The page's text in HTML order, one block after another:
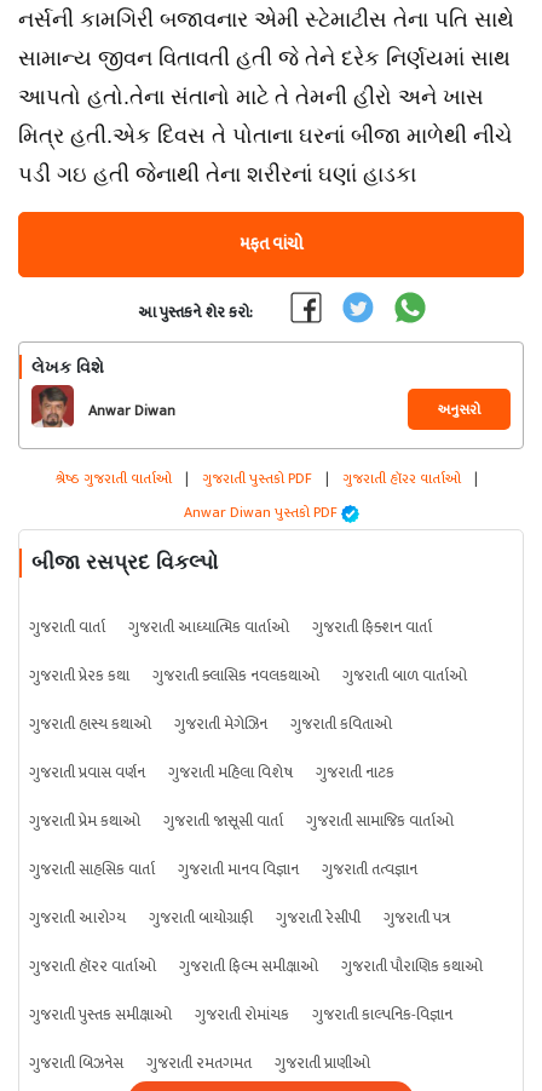
નર્સની કામગિરી બજાવનાર એમી સ્ટેમાટીસ તેના પતિ સાથે
સામાન્ય જીવન વિતાવતી હતી જે તેને દરેક નિર્ણયમાં સાથ
આપતો હતો.તેના સંતાનો માટે તે તેમની હીરો અને ખાસ
મિત્ર હતી.એક દિવસ તે પોતાના ઘરનાં બીજા માળેથી નીચે
પડી ગઇ હતી જેનાથી તેના શરીરનાં ઘણાં હાડકા
મફત વાંચો
આ પુસ્તકને શેર કરો:
લેખક વિશે
Anwar Diwan અનુસરો
શ્રેષ્ઠ ગુજરાતી વાર્તાઓ | ગુજરાતી પુસ્તકો PDF | ગુજરાતી હૉરર વાર્તાઓ |
Anwar Diwan પુસ્તકો PDF
બીજા રસપ્રદ વિકલ્પો
ગુજરાતી વાર્તા ગુજરાતી આધ્યાત્મિક વાર્તાઓ
ગુજરાતી ફિક્શન વાર્તા
ગુજરાતી પ્રેરક કથા
ગુજરાતી ક્લાસિક નવલકથાઓ
ગુજરાતી બાળ વાર્તાઓ
ગુજરાતી હાસ્ય કથાઓ
ગુજરાતી મેગેઝિન
ગુજરાતી કવિતાઓ
ગુજરાતી પ્રવાસ વર્ણન
ગુજરાતી મહિલા વિશેષ
ગુજરાતી નાટક
ગુજરાતી પ્રેમ કથાઓ
ગુજરાતી જાસૂસી વાર્તા
ગુજરાતી સામાજિક વાર્તાઓ
ગુજરાતી સાહસિક વાર્તા
ગુજરાતી માનવ વિજ્ઞાન
ગુજરાતી તત્વજ્ઞાન
ગુજરાતી આરોગ્ય
ગુજરાતી બાયોગ્રાફી ગુજરાતી રેસીપી
ગુજરાતી પત્ર
ગુજરાતી હૉરર વાર્તાઓ
ગુજરાતી ફિલ્મ સમીક્ષાઓ
ગુજરાતી પૌરાણિક કથાઓ
ગુજરાતી પુસ્તક સમીક્ષાઓ
ગુજરાતી રોમાંચક
ગુજરાતી કાલ્પનિક-વિજ્ઞાન
ગુજરાતી બિઝનેસ
ગુજરાતી રમતગમત ગુજરાતી પ્રાણીઓ